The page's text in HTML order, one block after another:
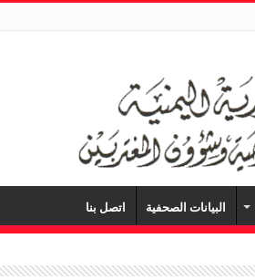
البيانات الصحفية اتصل بنا